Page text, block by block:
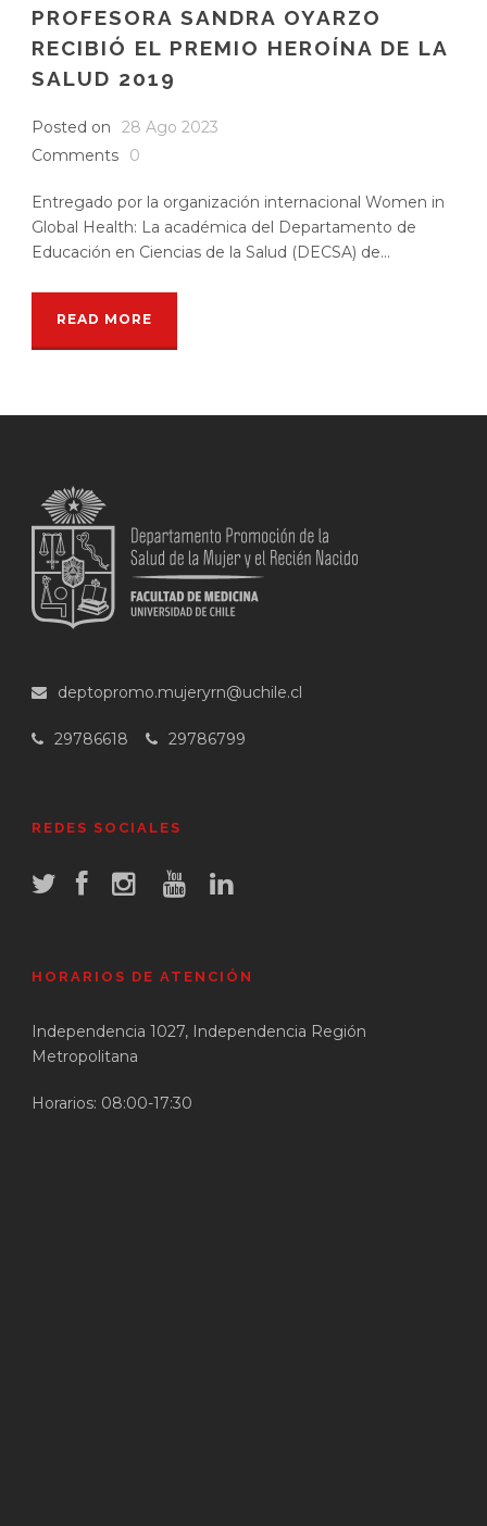
PROFESORA SANDRA OYARZO
RECIBIÓ EL PREMIO HEROÍNA DE LA
SALUD 2019
Posted on
28 Ago 2023
Comments
0
Entregado por la organización internacional Women in
Global Health: La académica del Departamento de
Educación en Ciencias de la Salud (DECSA) de...
READ MORE
deptopromo.mujeryrn@uchile.cl
29786618 29786799
REDES SOCIALES
HORARIOS DE ATENCIÓN
Independencia 1027, Independencia Región
Metropolitana
Horarios: 08:00-17:30